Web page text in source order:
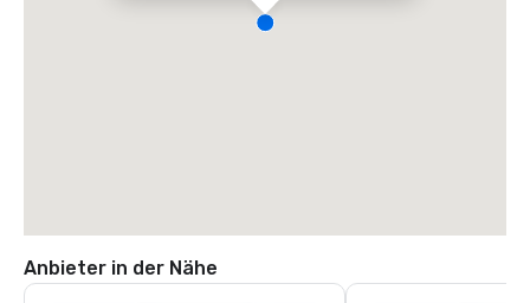
Anbieter in der Nähe